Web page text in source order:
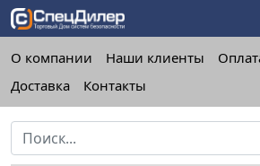
О компании Наши клиенты
Доставка
Контакты